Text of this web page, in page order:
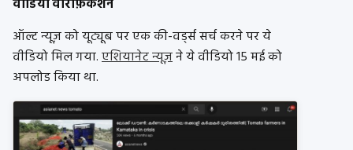
वीडियो वेरिफ़िकेशन
ऑल्ट न्यूज़ को यूट्यूब पर एक की-वर्ड्स सर्च करने पर ये
वीडियो मिल गया.एशियानेट न्यूज़ने ये वीडियो 15 मई को
अपलोड किया था.